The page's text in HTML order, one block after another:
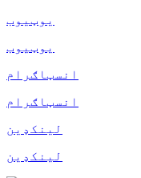
یوټیوب
یوټیوب
انسټاګرام
انسټاګرام
لینکډین
لینکډین